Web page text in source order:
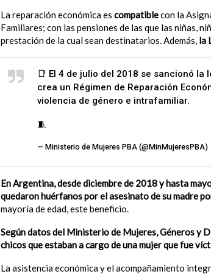
La reparación económica es compatiblecon la
Familiares; con las pensiones de las que las niñas,
prestación de la cual sean destinatarios. Además, la
📑 El 4 de julio del 2018 se sancionó
crea un Régimen de Reparación
violencia de género e intrafamiliar.
🧵
— Ministerio de Mujeres PBA (@MinMujeresPBA)
En Argentina, desde diciembre de 2018 y hasta
quedaron huérfanos por el asesinato de su madre
mayoría de edad, este beneficio.
Según datos del Ministerio de Mujeres, Géneros y
chicos que estaban a cargo de una mujer que fue
La asistencia económica y el acompañamiento